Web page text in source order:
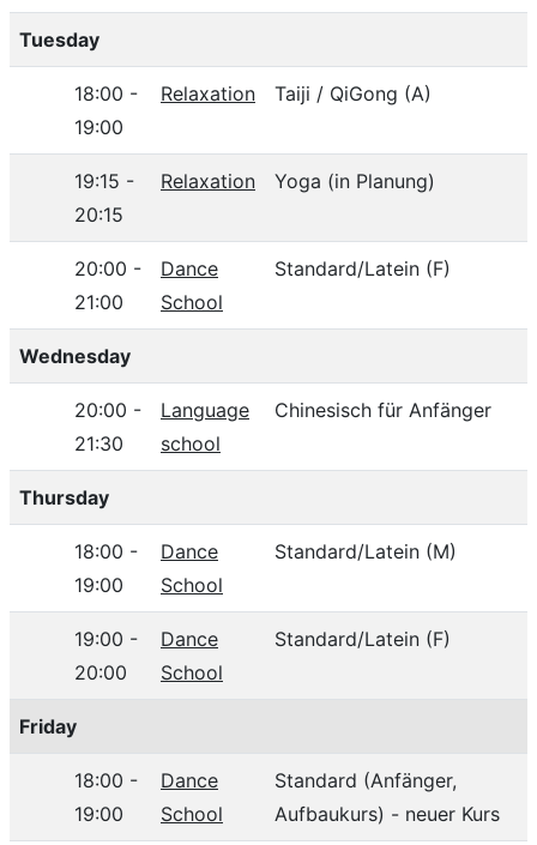
Tuesday
18:00 -
19:00
Relaxation Taiji / QiGong (A)
19:15 -
20:15
Relaxation Yoga (in Planung)
20:00 -
21:00
Dance
School
Standard/Latein (F)
Wednesday
20:00 -
21:30
Language
school
Chinesisch für Anfänger
Thursday
18:00 -
19:00
Dance
School
Standard/Latein (M)
19:00 -
20:00
Dance
School
Standard/Latein (F)
Friday
18:00 -
19:00
Dance
School
Standard (Anfänger,
Aufbaukurs) - neuer Kurs